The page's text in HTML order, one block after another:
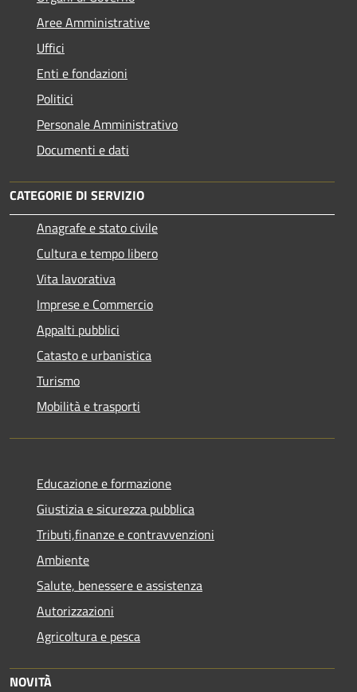
Aree Amministrative
Uffici
Enti e fondazioni
Politici
Personale Amministrativo
Documenti e dati
CATEGORIE DI SERVIZIO
Anagrafe e stato civile
Cultura e tempo libero
Vita lavorativa
Imprese e Commercio
Appalti pubblici
Catasto e urbanistica
Turismo
Mobilità e trasporti
Educazione e formazione
Giustizia e sicurezza pubblica
Tributi,finanze e contravvenzioni
Ambiente
Salute, benessere e assistenza
Autorizzazioni
Agricoltura e pesca
NOVITÀ